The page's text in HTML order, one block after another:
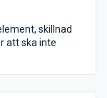
skillnad
att ska inte